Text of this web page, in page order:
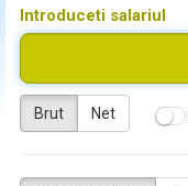
Introduceti salariul
Brut Net